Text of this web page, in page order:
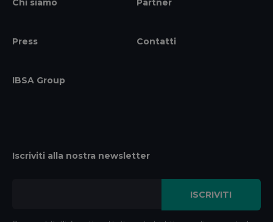
Chi siamo Partner
Press Contatti
IBSA Group
Iscriviti alla nostra newsletter